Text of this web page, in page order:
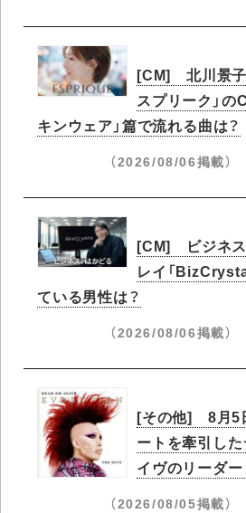
[CM] 北川景子
スプリーク」の
キンウェア」篇で流れる曲は？
（2026/08/06掲載）
[CM] ビジネ
レイ「
ている男性は？
（2026/08/06掲載）
[その他] 8月5
ートを牽引した
イヴのリーダ
（2026/08/05掲載）